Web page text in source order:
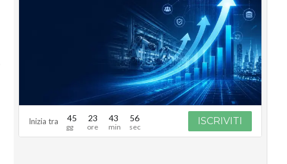
Inizia tra 45 23 43 55 ISCRIVITI